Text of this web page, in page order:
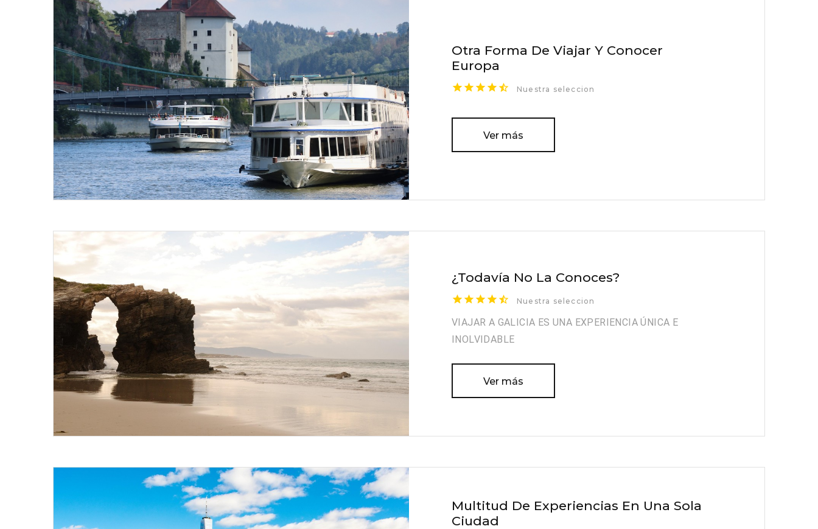
Otra Forma De Viajar Y Conocer
Europa
Nuestra seleccion
Ver más
¿Todavía No La Conoces?
Nuestra seleccion
VIAJAR A GALICIA ES UNA EXPERIENCIA ÚNICA E
INOLVIDABLE
Ver más
Multitud De Experiencias En Una Sola
Ciudad